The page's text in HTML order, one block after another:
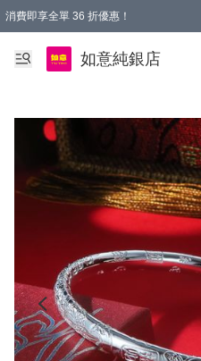
消費即享全單 36 折優惠！
購物满$50，全國包郵。Free shopping
如意純銀店